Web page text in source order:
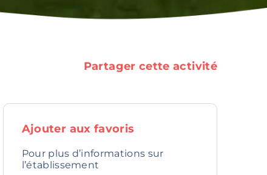
Partager cette activité
Ajouter aux favoris
Pour plus d’informations sur
l’établissement